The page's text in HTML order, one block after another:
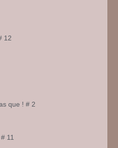
12
que ! # 2
11